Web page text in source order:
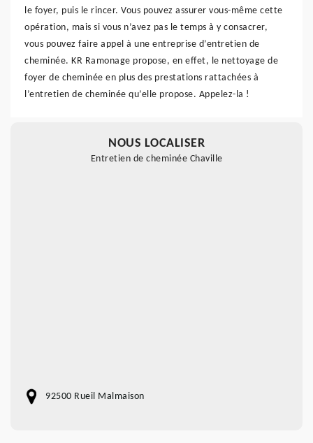
le foyer, puis le rincer. Vous pouvez assurer vous-même cette
opération, mais si vous n’avez pas le temps à y consacrer,
vous pouvez faire appel à une entreprise d’entretien de
cheminée. KR Ramonage propose, en effet, le nettoyage de
foyer de cheminée en plus des prestations rattachées à
l’entretien de cheminée qu’elle propose. Appelez-la !
NOUS LOCALISER
Entretien de cheminée Chaville
92500 Rueil Malmaison